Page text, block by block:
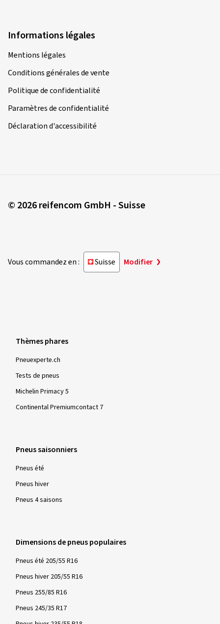
Informations légales
Mentions légales
Conditions générales de vente
Politique de confidentialité
Paramètres de confidentialité
Déclaration d'accessibilité
© 2026 reifencom GmbH - Suisse
Vous commandez en : Suisse Modifier
Thèmes phares
Pneuexperte.ch
Tests de pneus
Michelin Primacy 5
Continental Premiumcontact 7
Pneus saisonniers
Pneus été
Pneus hiver
Pneus 4 saisons
Dimensions de pneus populaires
Pneus été 205/55 R16
Pneus hiver 205/55 R16
Pneus 255/85 R16
Pneus 245/35 R17